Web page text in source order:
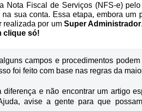
Nota Fiscal de Serviços (NFS-e)
sua conta. Essa etapa, embora um
realizada por um Super Administrador
clique só!
campos e procedimentos
foi feito com base nas regras da
diferença e não encontrar um artigo
avise a gente para que